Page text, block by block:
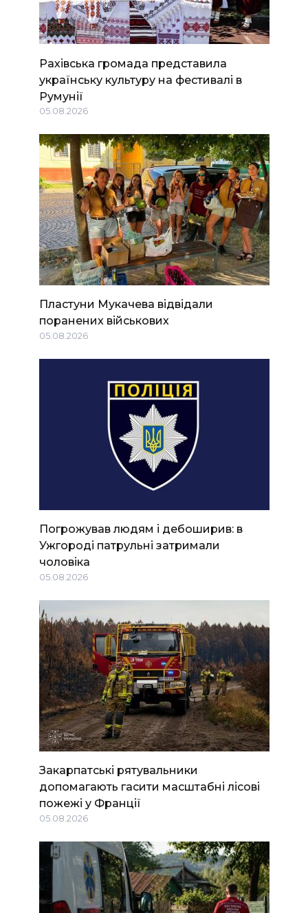
Рахівська громада представила
українську культуру на фестивалі в
Румунії
05.08.2026
Пластуни Мукачева відвідали
поранених військових
05.08.2026
Погрожував людям і дебоширив: в
Ужгороді патрульні затримали
чоловіка
05.08.2026
Закарпатські рятувальники
допомагають гасити масштабні лісові
пожежі у Франції
05.08.2026